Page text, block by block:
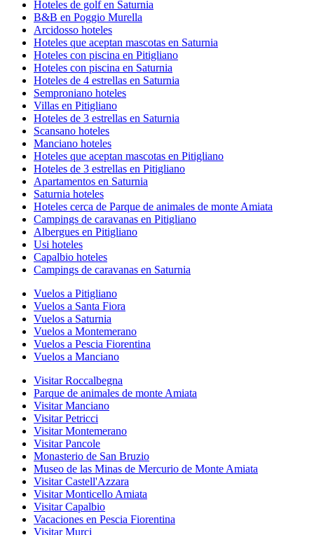
Hoteles de golf en Saturnia
B&B en Poggio Murella
Arcidosso hoteles
Hoteles que aceptan mascotas en Saturnia
Hoteles con piscina en Pitigliano
Hoteles con piscina en Saturnia
Hoteles de 4 estrellas en Saturnia
Semproniano hoteles
Villas en Pitigliano
Hoteles de 3 estrellas en Saturnia
Scansano hoteles
Manciano hoteles
Hoteles que aceptan mascotas en Pitigliano
Hoteles de 3 estrellas en Pitigliano
Apartamentos en Saturnia
Saturnia hoteles
Hoteles cerca de Parque de animales de monte Amiata
Campings de caravanas en Pitigliano
Albergues en Pitigliano
Usi hoteles
Capalbio hoteles
Campings de caravanas en Saturnia
Vuelos a Pitigliano
Vuelos a Santa Fiora
Vuelos a Saturnia
Vuelos a Montemerano
Vuelos a Pescia Fiorentina
Vuelos a Manciano
Visitar Roccalbegna
Parque de animales de monte Amiata
Visitar Manciano
Visitar Petricci
Visitar Montemerano
Visitar Pancole
Monasterio de San Bruzio
Museo de las Minas de Mercurio de Monte Amiata
Visitar Castell'Azzara
Visitar Monticello Amiata
Visitar Capalbio
Vacaciones en Pescia Fiorentina
Visitar Murci